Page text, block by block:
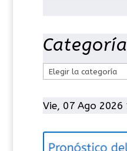
t
g
Vie, 07 Ago 2026